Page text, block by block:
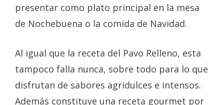
presentar como plato principal en la mesa
de Nochebuena o la comida de Navidad.
Al igual que la receta del Pavo Relleno, esta
tampoco falla nunca, sobre todo para lo que
disfrutan de sabores agridulces e intensos.
Además constituye una receta gourmet por